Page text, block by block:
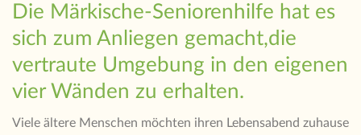
Die Märkische-Seniorenhilfe hat es
sich zum Anliegen gemacht,die
vertraute Umgebung in den eigenen
vier Wänden zu erhalten.
Viele ältere Menschen möchten ihren Lebensabend zuhause